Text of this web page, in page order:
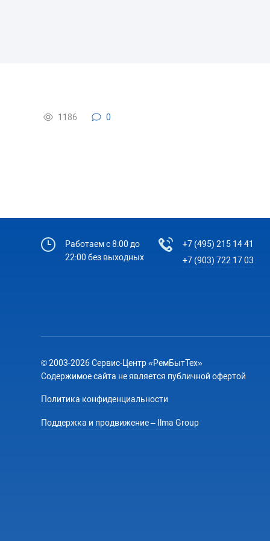
1186 0
Работаем с 8:00 до
22:00 без выходных
+7 (495) 215 14 41
+7 (903) 722 17 03
© 2003-2026 Сервис-Центр «РемБытТех»
Содержимое сайта не является публичной офертой
Политика конфиденциальности
Поддержка и продвижение – Ilma Group